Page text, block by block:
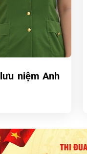
niệm Anh